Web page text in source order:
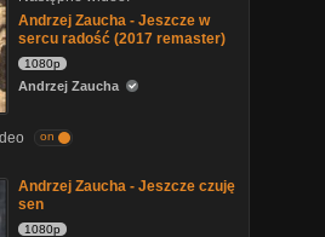
Andrzej Zaucha - Jeszcze w
sercu radość (2017 remaster)
1080p
Andrzej Zaucha
on
Andrzej Zaucha - Jeszcze czuję
sen
1080p